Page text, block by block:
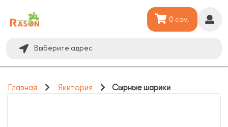
Выберите адрес
0 сом.
Главная Якитория Сырные шарики